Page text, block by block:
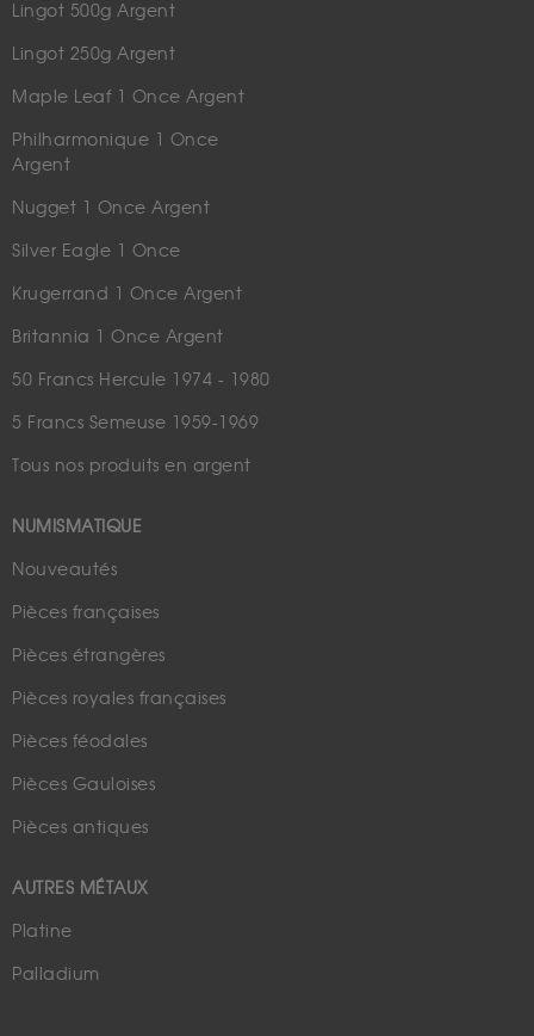
Lingot 500g Argent
Lingot 250g Argent
Maple Leaf 1 Once Argent
Philharmonique 1 Once
Argent
Nugget 1 Once Argent
Silver Eagle 1 Once
Krugerrand 1 Once Argent
Britannia 1 Once Argent
50 Francs Hercule 1974 - 1980
5 Francs Semeuse 1959-1969
Tous nos produits en argent
NUMISMATIQUE
Nouveautés
Pièces françaises
Pièces étrangères
Pièces royales françaises
Pièces féodales
Pièces Gauloises
Pièces antiques
AUTRES MÉTAUX
Platine
Palladium